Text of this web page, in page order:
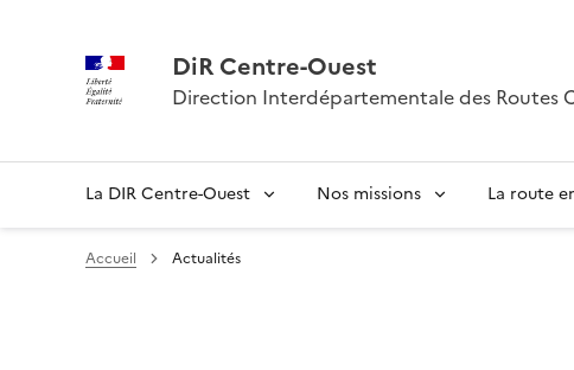
DiR Centre-Ouest
Direction Interdépartementale des Routes
La DIR Centre-Ouest Nos missions La route
Accueil Actualités